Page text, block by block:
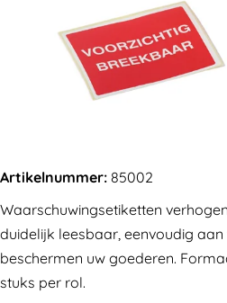
Artikelnummer: 85002
Waarschuwingsetiketten
duidelijk leesbaar, eenvoudig aan
beschermen uw goederen.
stuks per rol.